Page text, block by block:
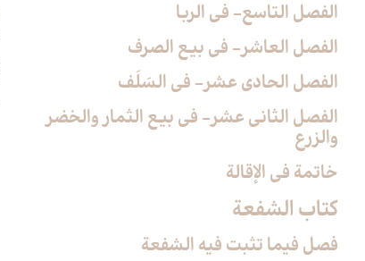
الفصل التاسع- في الربا
الفصل العاشر- في بيع الصرف‏
الفصل الحادي عشر- في السَلَف
الفصل الثاني عشر- في بيع الثمار والخضر
والزرع‏
خاتمة في الإقالة
كتاب الشفعة
فصل فيما تثبت فيه الشفعة